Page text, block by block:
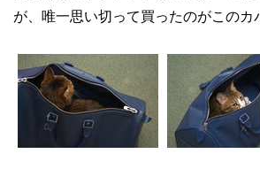
が、唯一思い切って買ったのがこのカ